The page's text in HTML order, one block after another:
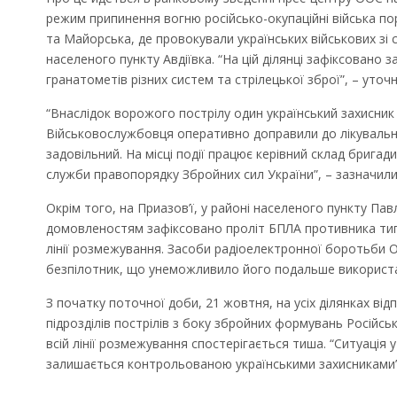
режим припинення вогню російсько-окупаційні війська
та Майорська, де провокували українських військових зі
населеного пункту Авдіївка. “На цій ділянці
гранатометів різних систем та стрілецької зброї”, –
“Внаслідок ворожого пострілу один український
Військовослужбовця оперативно доправили до
задовільний. На місці події працює керівний склад
служби правопорядку Збройних сил України”, –
Окрім того, на Приазов’ї, у районі населеного пункту
домовленостям зафіксовано проліт БПЛА противника
лінії розмежування. Засоби радіоелектронної
безпілотник, що унеможливило його подальше
З початку поточної доби, 21 жовтня, на усіх ділянках
підрозділів пострілів з боку збройних формувань
всій лінії розмежування спостерігається тиша. “Ситуація
залишається контрольованою українськими